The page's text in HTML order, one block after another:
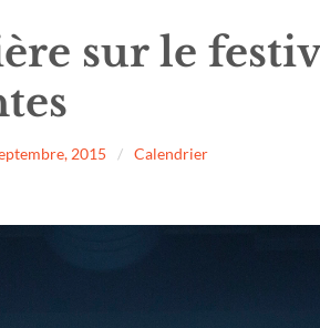
sur le
2015 Calendrier